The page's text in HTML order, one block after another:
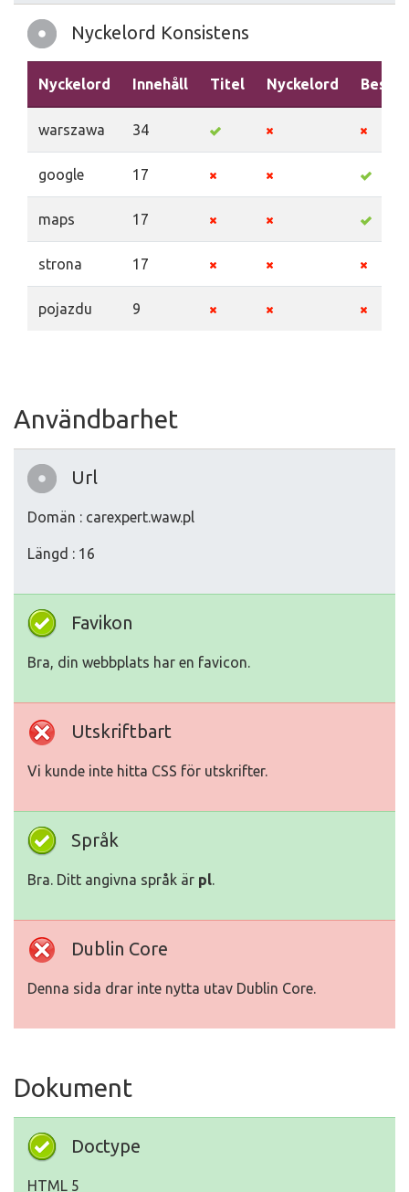
Nyckelord Konsistens
Nyckelord Innehåll Titel Nyckelord
warszawa 34
google 17
maps 17
strona 17
pojazdu 9
Användbarhet
Url
Domän : carexpert.waw.pl
Längd : 16
Favikon
Bra, din webbplats har en favicon.
Utskriftbart
Vi kunde inte hitta CSS för utskrifter.
Språk
Bra. Ditt angivna språk är pl.
Dublin Core
Denna sida drar inte nytta utav Dublin Core.
Dokument
Doctype
HTML 5